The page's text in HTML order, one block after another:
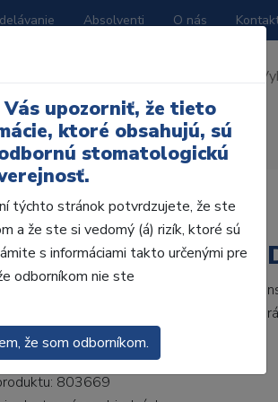
Absolventi O nás
D2
1x28 S61-I61-
veľmi estetické živičné zuby
Vďaka použitiu špeciálnej živice novej
ab...ZOBRAZIT VÍCE
803669
Vás upozorniť, že tieto
ktoré obsahujú, sú
stomatologickú
týchto stránok potvrdzujete, že ste
a že ste si vedomý (á) rizík, ktoré sú
s informáciami takto určenými pre
odborníkom nie ste
že som odborníkom.